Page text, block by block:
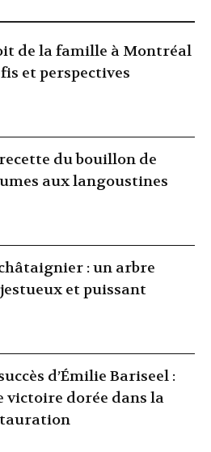
de la famille à Montréal
et perspectives
du bouillon de
aux langoustines
: un arbre
et puissant
d’Émilie Bariseel :
victoire dorée dans la